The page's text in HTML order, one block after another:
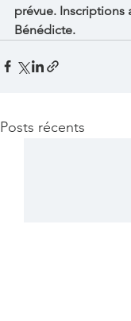
prévue. Inscriptions
Bénédicte.
Posts récents